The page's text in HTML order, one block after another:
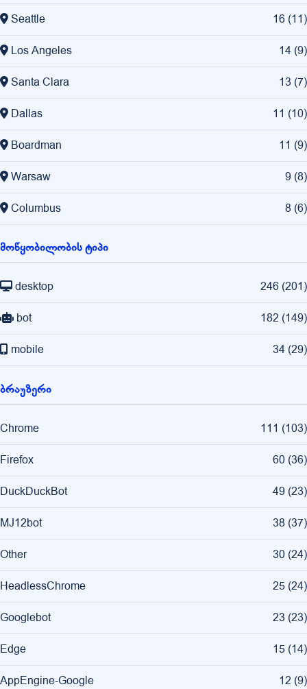
Seattle 16 (11)
Los Angeles 14 (9)
Santa Clara 13 (7)
Dallas 11 (10)
Boardman 11 (9)
Warsaw 9 (8)
Columbus 8 (6)
მოწყობილობის ტიპი
desktop 246 (201)
bot 182 (149)
mobile 34 (29)
ბრაუზერი
Chrome 111 (103)
Firefox 60 (36)
DuckDuckBot 49 (23)
MJ12bot 38 (37)
Other 30 (24)
HeadlessChrome 25 (24)
Googlebot 23 (23)
Edge 15 (14)
AppEngine-Google 12 (9)